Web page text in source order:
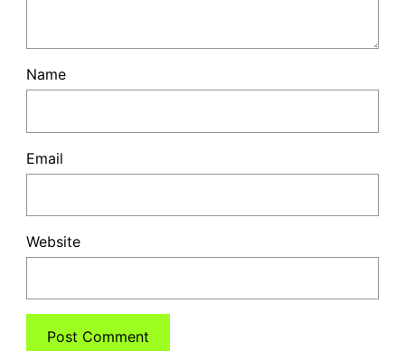
Name
Email
Website